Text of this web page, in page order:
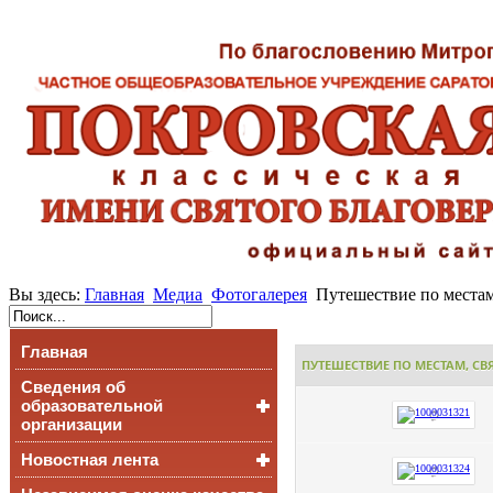
Вы здесь: Главная Медиа Фотогалерея Путешествие по
Главная
Сведения об
образовательной
организации
Основные сведения
Структура и органы
Новостная лента
ПУТЕШЕСТВИЕ ПО МЕСТАМ,